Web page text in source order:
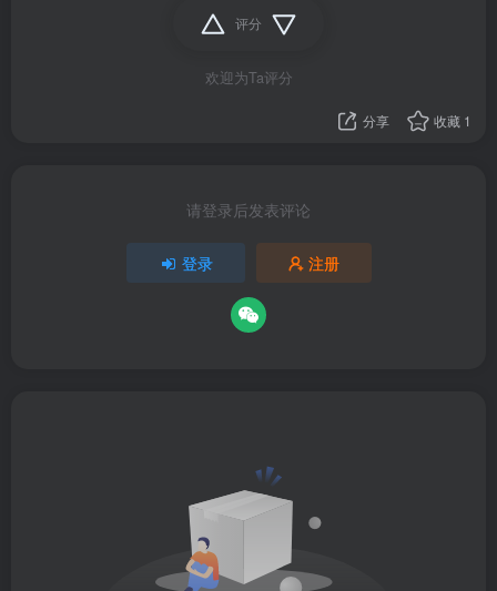
评分
欢迎为Ta评分
分享 收藏 1
请登录后发表评论
登录 注册